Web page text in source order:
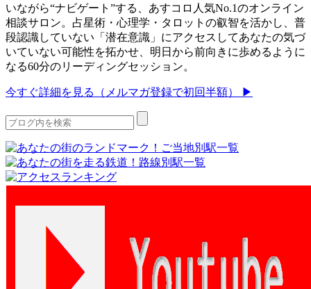
いながら“ナビゲート”する、あすコロ人気No.1のオンライン
相談サロン。占星術・心理学・タロットの叡智を活かし、普
段認識していない「潜在意識」にアクセスしてあなたの気づ
いていない可能性を拓かせ、明日から前向きに歩めるように
なる60分のリーディングセッション。
今すぐ詳細を見る（メルマガ登録で初回半額） ▶